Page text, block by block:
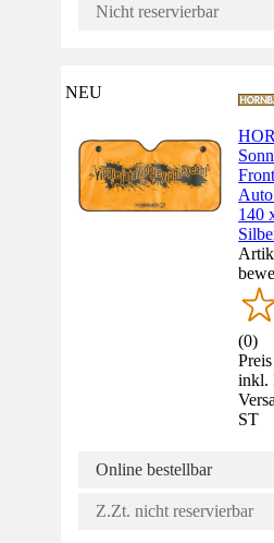
Nicht reservierbar
NEU
140
(0)
inkl.
ST
Online bestellbar
Z.Zt. nicht reservierbar